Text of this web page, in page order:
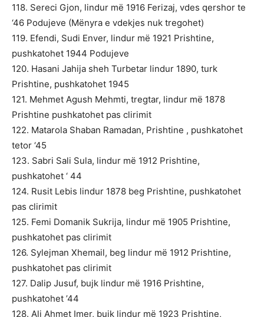
118. Sereci Gjon, lindur më 1916 Ferizaj, vdes qershor te
‘46 Podujeve (Mënyra e vdekjes nuk tregohet)
119. Efendi, Sudi Enver, lindur më 1921 Prishtine,
pushkatohet 1944 Podujeve
120. Hasani Jahija sheh Turbetar lindur 1890, turk
Prishtine, pushkatohet 1945
121. Mehmet Agush Mehmti, tregtar, lindur më 1878
Prishtine pushkatohet pas clirimit
122. Matarola Shaban Ramadan, Prishtine , pushkatohet
tetor ‘45
123. Sabri Sali Sula, lindur më 1912 Prishtine,
pushkatohet ‘ 44
124. Rusit Lebis lindur 1878 beg Prishtine, pushkatohet
pas clirimit
125. Femi Domanik Sukrija, lindur më 1905 Prishtine,
pushkatohet pas clirimit
126. Sylejman Xhemail, beg lindur më 1912 Prishtine,
pushkatohet pas clirimit
127. Dalip Jusuf, bujk lindur më 1916 Prishtine,
pushkatohet ’44
128. Ali Ahmet Imer, bujk lindur më 1923 Prishtine,